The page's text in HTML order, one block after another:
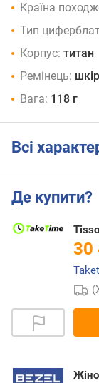
Країна
Тип
Корпус: титан
Ремінець:
Вага: 118 г
Всі
Де купити?
30